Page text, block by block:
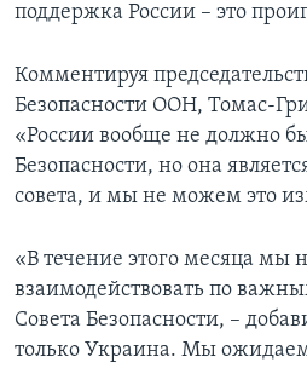
поддержка России – это
Комментируя
Безопасности ООН, Томас-
«России вообще не должно
Безопасности, но она
совета, и мы не можем это
«В течение этого месяца мы
взаимодействовать по
Совета Безопасности, –
только Украина. Мы